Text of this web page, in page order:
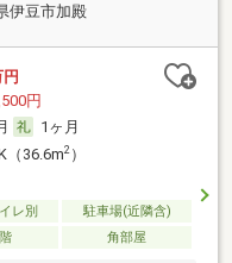
伊豆市加殿
円
1ヶ月
（36.6m2）
レ別
駐車場(近隣含)
角部屋